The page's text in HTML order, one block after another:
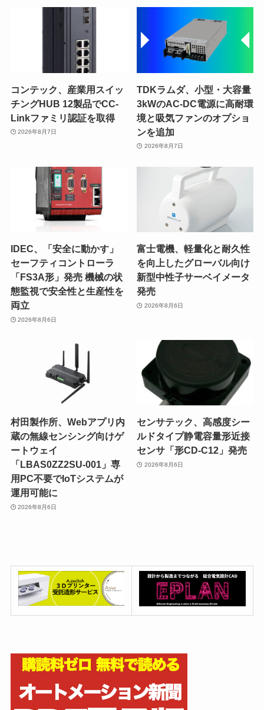
コンテック、産業用スイッ
チングHUB 12製品でCC-
Linkファミリ認証を取得
2026年8月7日
TDKラムダ、小型・大容量
3kWのAC-DC電源に高耐環
境と吸気ファンのオプショ
ンを追加
2026年8月7日
IDEC、「安全に動かす」
セーフティコントローラ
「FS3A形」発売 機械の状
態監視で安全性と生産性を
両立
2026年8月6日
富士電機、軽量化と耐久性
を向上したグローバル向け
新型中性子サーベイメータ
発売
2026年8月6日
村田製作所、Webアプリ内
蔵の無線センシング向けゲ
ートウェイ
「LBAS0ZZ2SU-001」専
用PC不要でIoTシステムが
運用可能に
2026年8月6日
センサテック、高感度シー
ルドタイプ静電容量形近接
センサ「形CD-C12」発売
2026年8月6日